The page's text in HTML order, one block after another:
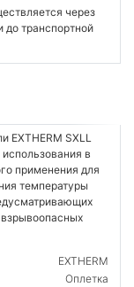
через
до транспортной
EXTHERM SXLL
в
применения для
температуры
EXTHERM
Оплетка